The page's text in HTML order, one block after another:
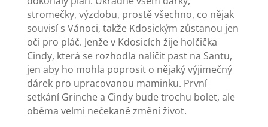
stromečky, výzdobu, prostě všechno, co nějak
souvisí s Vánoci, takže Kdosickým zůstanou jen
oči pro pláč. Jenže v Kdosicích žije holčička
Cindy, která se rozhodla nalíčit past na Santu,
jen aby ho mohla poprosit o nějaký výjimečný
dárek pro upracovanou maminku. První
setkání Grinche a Cindy bude trochu bolet, ale
oběma velmi nečekaně změní život.